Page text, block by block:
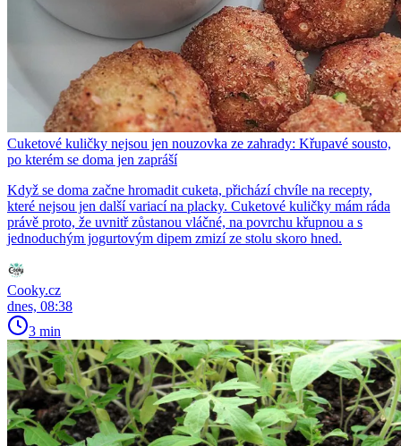
Cuketové kuličky nejsou jen nouzovka ze zahrady: Křupavé sousto,
po kterém se doma jen zapráší
Když se doma začne hromadit cuketa, přichází chvíle na recepty,
které nejsou jen další variací na placky. Cuketové kuličky mám ráda
právě proto, že uvnitř zůstanou vláčné, na povrchu křupnou a s
jednoduchým jogurtovým dipem zmizí ze stolu skoro hned.
Cooky.cz
dnes, 08:38
3 min